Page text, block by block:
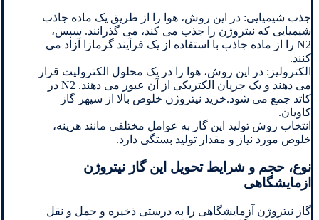
جذب شیمیایی: در این روش، هوا را از طریق یک ماده جاذب
شیمیایی که نیتروژن را جذب می کند، می گذرانند. سپس،
N2 را از ماده جاذب با استفاده از یک فرآیند گرمازا آزاد می
کنند.
الکترولیز: در این روش، هوا را در یک محلول الکترولیت قرار
می دهند و یک جریان الکتریکی از آن عبور می دهند. N2 در
کاتد جمع می شود.خرید نیتروژن خلوص بالا از سپهر گاز
کاویان.
انتخاب روش تولید این گاز به عوامل مختلفی مانند هزینه،
خلوص مورد نیاز و مقدار تولید بستگی دارد.
نوع، حجم و شرایط تحویل این گاز نیتروژن
ازمایشگاهی
گاز نیتروژن آزمایشگاهی را به درستی ذخیره و حمل و نقل